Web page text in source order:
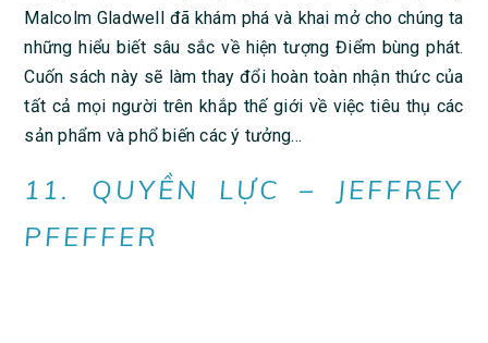
Malcolm Gladwell đã khám phá và khai mở cho chúng ta
những hiểu biết sâu sắc về hiện tượng Điểm bùng phát.
Cuốn sách này sẽ làm thay đổi hoàn toàn nhận thức của
tất cả mọi người trên khắp thế giới về việc tiêu thụ các
sản phẩm và phổ biến các ý tưởng…
11. QUYỀN LỰC – JEFFREY
PFEFFER